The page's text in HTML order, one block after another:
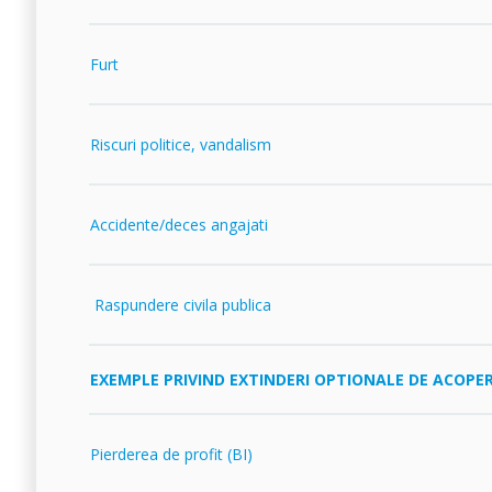
Furt
Riscuri politice, vandalism
Accidente/deces angajati
Raspundere civila publica
EXEMPLE PRIVIND EXTINDERI OPTIONALE DE
Pierderea de profit (BI)